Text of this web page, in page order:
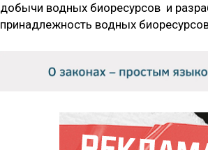
добычи водных биоресурсов и
принадлежность водных